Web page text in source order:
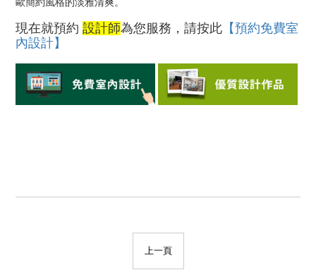
歐簡約風格的淡雅清爽。
現在就預約設計師為您服務，請按此 【預約免費室
內設計】
上一頁